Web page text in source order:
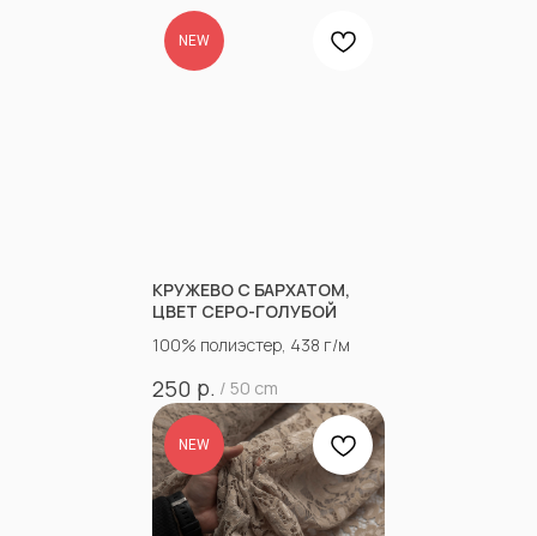
NEW
КРУЖЕВО С БАРХАТОМ,
ЦВЕТ СЕРО-ГОЛУБОЙ
100% полиэстер, 438 г/м
250 р. / 50 cm
NEW